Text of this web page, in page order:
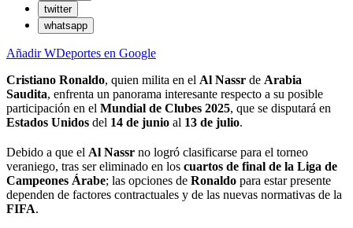
twitter
whatsapp
Añadir WDeportes en Google
Cristiano Ronaldo, quien milita en el Al Nassr de Arabia
Saudita, enfrenta un panorama interesante respecto a su posible
participación en el Mundial de Clubes 2025, que se disputará en
Estados Unidos del 14 de junio al 13 de julio.
Debido a que el Al Nassr no logró clasificarse para el torneo
veraniego, tras ser eliminado en los cuartos de final de la Liga de
Campeones Árabe; las opciones de Ronaldo para estar presente
dependen de factores contractuales y de las nuevas normativas de la
FIFA.